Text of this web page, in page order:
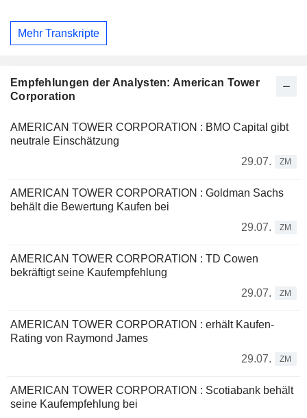
Mehr Transkripte
Empfehlungen der Analysten: American Tower
Corporation
AMERICAN TOWER CORPORATION : BMO Capital gibt
neutrale Einschätzung
29.07.
ZM
AMERICAN TOWER CORPORATION : Goldman Sachs
behält die Bewertung Kaufen bei
29.07.
ZM
AMERICAN TOWER CORPORATION : TD Cowen
bekräftigt seine Kaufempfehlung
29.07.
ZM
AMERICAN TOWER CORPORATION : erhält Kaufen-
Rating von Raymond James
29.07.
ZM
AMERICAN TOWER CORPORATION : Scotiabank behält
seine Kaufempfehlung bei